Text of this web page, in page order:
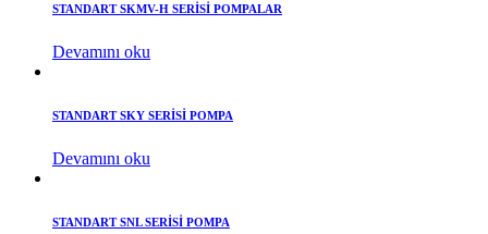
STANDART SKMV-H SERİSİ POMPALAR
Devamını oku
STANDART SKY SERİSİ POMPA
Devamını oku
STANDART SNL SERİSİ POMPA